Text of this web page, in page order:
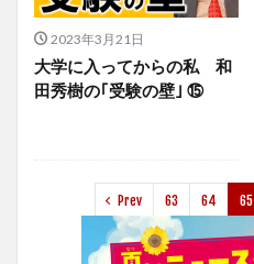
2023年3月21日
大学に入ってからの私 和
田秀樹の｢受験の壁｣ ⑮
Prev 63 64 65